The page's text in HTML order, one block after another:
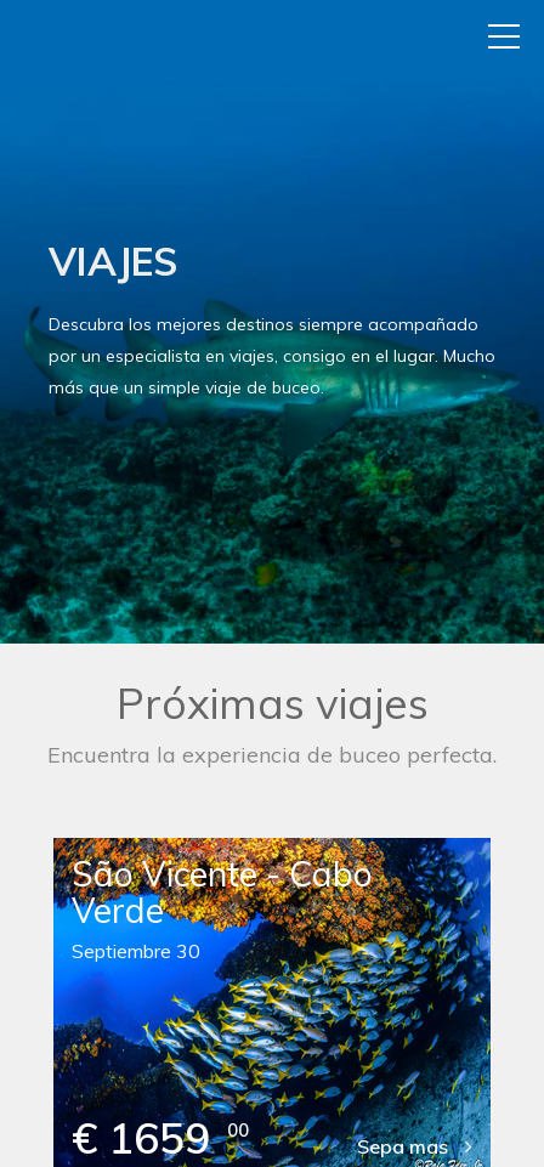
VIAJES
Descubra los mejores destinos siempre acompañado
por un especialista en viajes, consigo en el lugar. Mucho
más que un simple viaje de buceo.
Próximas viajes
Encuentra la experiencia de buceo perfecta.
São Vicente - Cabo
Verde
Septiembre 30
€ 1659 00
Sepa mas